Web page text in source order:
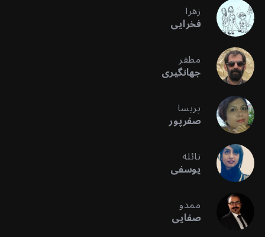
زهرا
فخرایی
مظفر
جهانگیری
پریسا
صفرپور
نائله
یوسفی
ممدو
صفایی